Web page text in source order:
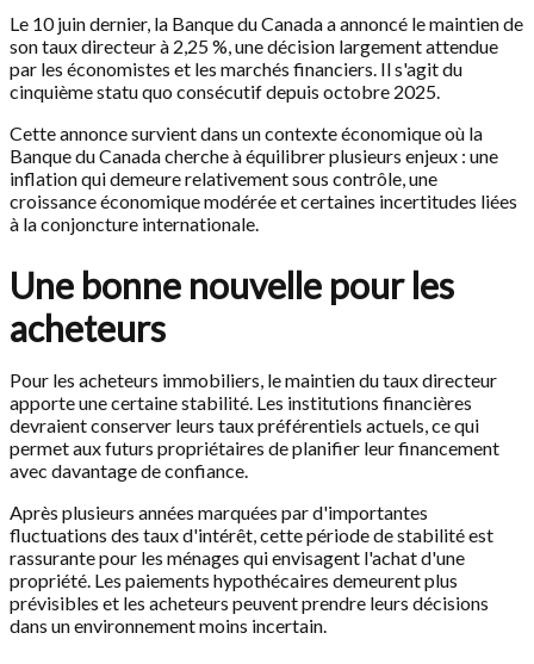
Le 10 juin dernier, la Banque du Canada a annoncé le maintien de
son taux directeur à 2,25 %, une décision largement attendue
par les économistes et les marchés financiers. Il s'agit du
cinquième statu quo consécutif depuis octobre 2025.
Cette annonce survient dans un contexte économique où la
Banque du Canada cherche à équilibrer plusieurs enjeux : une
inflation qui demeure relativement sous contrôle, une
croissance économique modérée et certaines incertitudes liées
à la conjoncture internationale.
Une bonne nouvelle pour les
acheteurs
Pour les acheteurs immobiliers, le maintien du taux directeur
apporte une certaine stabilité. Les institutions financières
devraient conserver leurs taux préférentiels actuels, ce qui
permet aux futurs propriétaires de planifier leur financement
avec davantage de confiance.
Après plusieurs années marquées par d'importantes
fluctuations des taux d'intérêt, cette période de stabilité est
rassurante pour les ménages qui envisagent l'achat d'une
propriété. Les paiements hypothécaires demeurent plus
prévisibles et les acheteurs peuvent prendre leurs décisions
dans un environnement moins incertain.